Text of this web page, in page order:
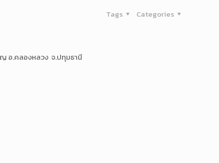
Categories
Tags
อ.คลองหลวง จ.ปทุมธานี